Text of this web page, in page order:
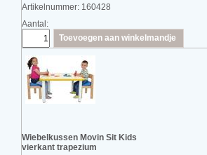
Artikelnummer: 160428
Aantal:
Toevoegen aan winkelmandje
Wiebelkussen Movin Sit Kids
vierkant trapezium